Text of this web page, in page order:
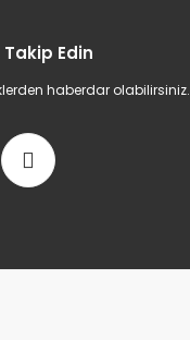
Edin
haberdar olabilirsiniz.